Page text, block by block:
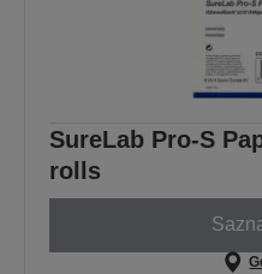
SureLab Pro-S
rolls